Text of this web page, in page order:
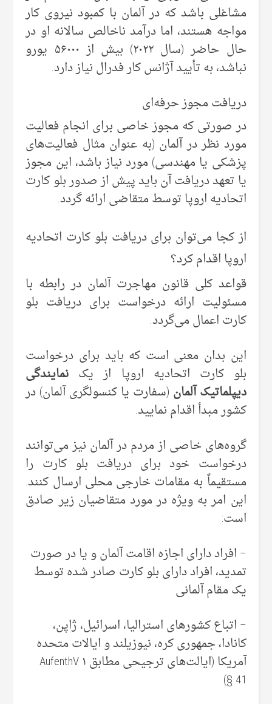
مشاغلی باشد که در آلمان با کمبود نیروی کار
مواجه هستند، اما درآمد ناخالص سالانه او در
حال حاضر (سال ۲۰۲۲) بیش از ۵۶۰۰۰ یورو
نباشد، به تأیید آژانس کار فدرال نیاز دارد.
دریافت مجوز حرفه‌ای
در صورتی که مجوز خاصی برای انجام فعالیت
مورد نظر در آلمان (به عنوان مثال فعالیت‌های
پزشکی یا مهندسی) مورد نیاز باشد، این مجوز
یا تعهد دریافت آن باید پیش از صدور بلو کارت
اتحادیه اروپا توسط متقاضی ارائه گردد.
از کجا می‌توان برای دریافت بلو کارت اتحادیه
اروپا اقدام کرد؟
قواعد کلی قانون مهاجرت آلمان در رابطه با
مسئولیت ارائه درخواست برای دریافت بلو
کارت اعمال می‌گردد.
این بدان معنی است که باید برای درخواست
بلو کارت اتحادیه اروپا از یک نمایندگی
دیپلماتیک آلمان (سفارت یا کنسولگری آلمان) در
کشور مبدأ اقدام نمایید.
گروه‌های خاصی از مردم در آلمان نیز می‌توانند
درخواست خود برای دریافت بلو کارت را
مستقیماً به مقامات خارجی محلی ارسال کنند.
این امر به ویژه در مورد متقاضیان زیر صادق
است:
– افراد دارای اجازه اقامت آلمان و یا در صورت
تمدید، افراد دارای بلو کارت صادر شده توسط
یک مقام آلمانی
– اتباع کشورهای استرالیا، اسرائیل، ژاپن،
کانادا، جمهوری کره، نیوزیلند و ایالات متحده
آمریکا (ایالت‌های ترجیحی مطابق ۱ AufenthV
41 §)